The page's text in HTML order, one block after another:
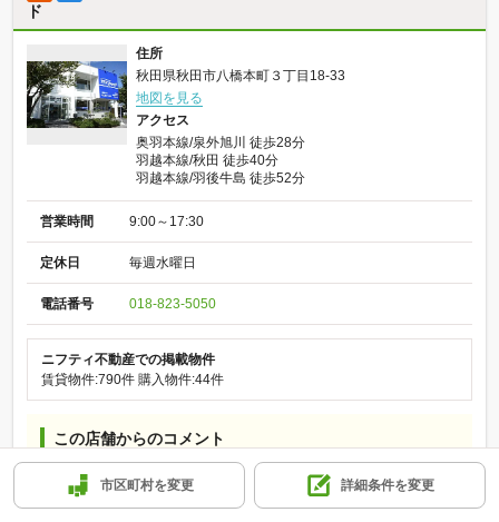
ド
住所
秋田県秋田市八橋本町３丁目18-33
地図を見る
アクセス
奥羽本線/泉外旭川 徒歩28分
羽越本線/秋田 徒歩40分
羽越本線/羽後牛島 徒歩52分
営業時間 9:00～17:30
定休日 毎週水曜日
電話番号 018-823-5050
ニフティ不動産での掲載物件
賃貸物件:790件 購入物件:44件
この店舗からのコメント
秋田市の物件お探しはぜひ当店へお任せください！！賃貸情報量が豊
富なのでたくさんのご案内が可能です！！
市区町村を変更 詳細条件を変更